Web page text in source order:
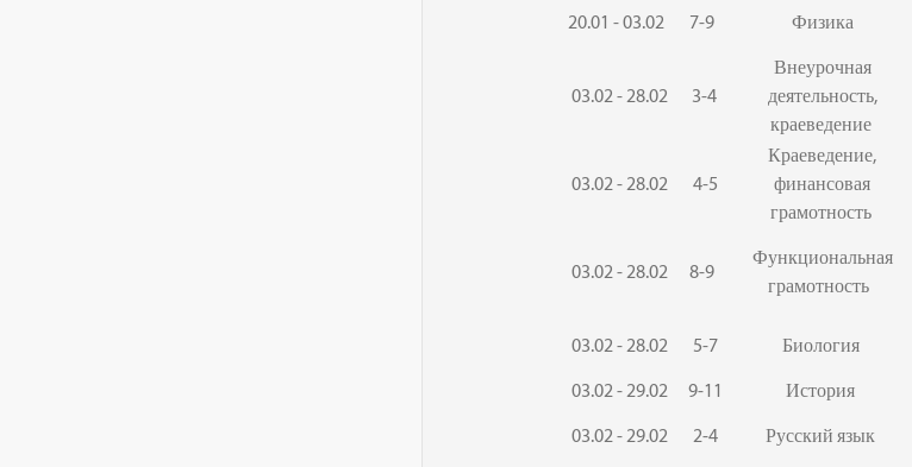
20.01 - 03.02 7-9 Физика
03.02 - 28.02 3-4
Внеурочная
деятельность,
краеведение
03.02 - 28.02 4-5
Краеведение,
финансовая
грамотность
03.02 - 28.02 8-9
Функциональная
грамотность
03.02 - 28.02 5-7 Биология
03.02 - 29.02
9-11 История
03.02 - 29.02
2-4 Русский язык